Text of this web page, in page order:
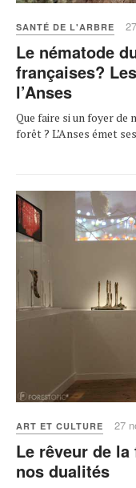
SANTÉ DE L'ARBRE
Le nématode
françaises?
l’Anses
Que faire si un foyer de
forêt ? L’Anses émet
ART ET CULTURE 27
Le rêveur de
nos dualités